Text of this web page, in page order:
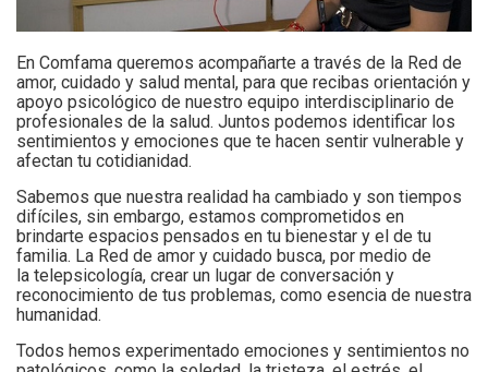
En Comfama queremos acompañarte a través de la Red de
amor, cuidado y salud mental, para que recibas orientación y
apoyo psicológico de nuestro equipo interdisciplinario de
profesionales de la salud. Juntos podemos identificar los
sentimientos y emociones que te hacen sentir vulnerable y
afectan tu cotidianidad.
Sabemos que nuestra realidad ha cambiado y son tiempos
difíciles, sin embargo, estamos comprometidos en
brindarte espacios pensados en tu bienestar y el de tu
familia. La Red de amor y cuidado busca, por medio de
la telepsicología, crear un lugar de conversación y
reconocimiento de tus problemas, como esencia de nuestra
humanidad.
Todos hemos experimentado emociones y sentimientos no